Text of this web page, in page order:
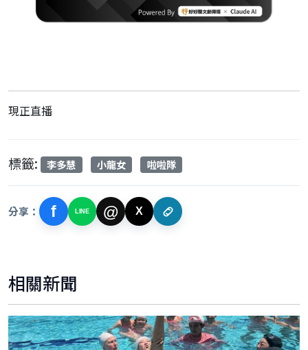
現正直播
標籤: 李多慧 小龍女 啦啦隊
分享： f LINE @ X
相關新聞